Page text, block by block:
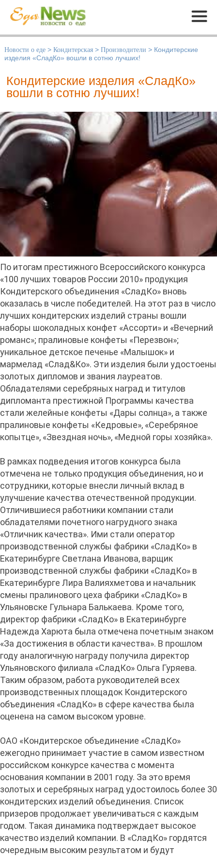
Меню
Новости о еде > Кондитерская > Производители > Кондитерские
изделия «СладКо» вошли в сотню лучших!
Кондитерские изделия «СладКо»
вошли в сотню лучших!
По итогам престижного Всероссийского конкурса
«100 лучших товаров России 2010» продукция
Кондитерского объединения «СладКо» вновь
оказалась в числе победителей. На этот раз в число
лучших кондитерских изделий страны вошли
наборы шоколадных конфет «Ассорти» и «Вечерний
романс»; пралиновые конфеты «Перезвон»;
уникальное детское печенье «Малышок» и
мармелад «Слад&Ко». Эти изделия были удостоены
золотых дипломов и звания лауреатов.
Обладателями серебряных наград и титулов
дипломанта престижной Программы качества
стали желейные конфеты «Дары солнца», а также
пралиновые конфеты «Кедровые», «Серебряное
копытце», «Звездная ночь», «Медной горы хозяйка».
В рамках подведения итогов конкурса была
отмечена не только продукция объединения, но и
сотрудники, которые внесли личный вклад в
улучшение качества отечественной продукции.
Отличившиеся работники компании стали
обладателями почетного нагрудного знака
«Отличник качества». Ими стали оператор
производственной службы фабрики «СладКо» в
Екатеринбурге Светлана Иванова, варщик
производственной службы фабрики «СладКо» в
Екатеринбурге Лира Валияхметова и начальник
смены пралинового цеха фабрики «СладКо» в
Ульяновске Гульнара Балькаева. Кроме того,
директор фабрики «СладКо» в Екатеринбурге
Надежда Харюта была отмечена почетным знаком
«За достижения в области качества». В прошлом
году аналогичную награду получила директор
Ульяновского филиала «СладКо» Ольга Гуряева.
Таким образом, работа руководителей всех
производственных площадок Кондитерского
объединения «СладКо» в сфере качества была
оценена на самом высоком уровне.
ОАО «Кондитерское объединение «СладКо»
ежегодно принимает участие в самом известном
российском конкурсе качества с момента
основания компании в 2001 году. За это время
золотых и серебряных наград удостоилось более 30
кондитерских изделий объединения. Список
призеров продолжает увеличиваться с каждым
годом. Такая динамика подтверждает высокое
качество изделий компании. В «СладКо» гордятся
очередным высоким результатом и будут